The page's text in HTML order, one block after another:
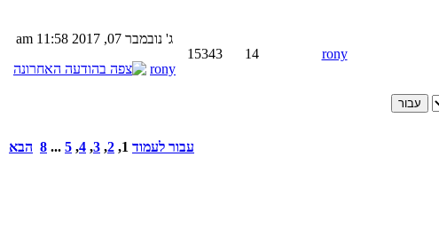
rony
14
15343
ג' נובמבר 07, 2017 11:58 am
rony
עבור לעמוד 1
,
2
,
3
,
4
,
5
...
8 הבא